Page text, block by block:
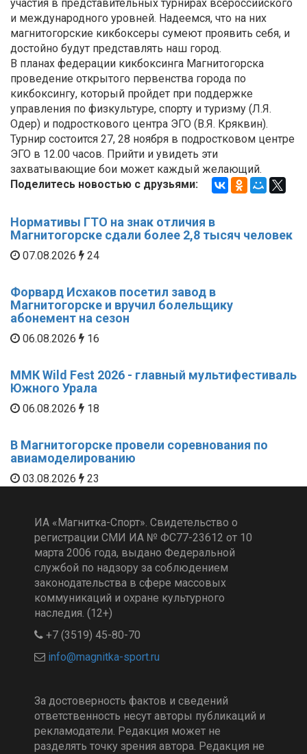
участия в представительных турнирах всероссийского
и международного уровней. Надеемся, что на них
магнитогорские кикбоксеры сумеют проявить себя, и
достойно будут представлять наш город.
В планах федерации кикбоксинга Магнитогорска
проведение открытого первенства города по
кикбоксингу, который пройдет при поддержке
управления по физкультуре, спорту и туризму (Л.Я.
Одер) и подросткового центра ЭГО (В.Я. Кряквин).
Турнир состоится 27, 28 ноября в подростковом центре
ЭГО в 12.00 часов. Прийти и увидеть эти
захватывающие бои может каждый желающий.
Поделитесь новостью с друзьями:
Нормативы ГТО на знак отличия в
Магнитогорске сдали более 2,8 тысяч человек
07.08.2026 24
Форвард Исхаков посетил завод в
Магнитогорске и вручил болельщику
абонемент на сезон
06.08.2026 16
ММК Wild Fest 2026 - главный мультифестиваль
Южного Урала
06.08.2026 18
В Магнитогорске провели соревнования по
авиамоделированию
03.08.2026 23
ИА «Магнитка-Спорт». Свидетельство о
регистрации СМИ ИА № ФС77-23612 от 10
марта 2006 года, выдано Федеральной
службой по надзору за соблюдением
законодательства в сфере массовых
коммуникаций и охране культурного
наследия. (12+)
+7 (3519) 45-80-70
За достоверность фактов и сведений
ответственность несут авторы публикаций и
рекламодатели. Редакция может не
разделять точку зрения автора. Редакция не